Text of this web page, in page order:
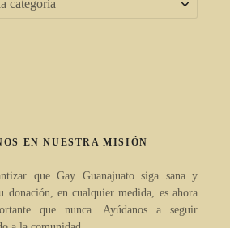
EN NUESTRA MISIÓN
que Gay Guanajuato siga sana y
donación, en cualquier medida, es ahora
que nunca. Ayúdanos a seguir